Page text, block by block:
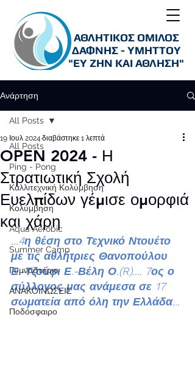
ΑΘΛΗΤΙΚΟΣ ΟΜΙΛΟΣ
ΔΑΦΝΗΣ - ΥΜΗΤΤΟΥ
"ΕΥ ΖΗΝ ΚΑΙ ΑΘΛΗΣΗ"
Ανάρτηση
All Posts
Ping - Pong
Καλλιτεχνική Κολύμβηση
Κολύμβηση
Aqua Aerobic
Summer Camp
Γυμναστήριο
ΑΝΑΚΟΙΝΩΣΕΙΣ
Ποδόσφαιρο
All Posts
OPEN 2024 - Η
Στρατιωτική Σχολή
Ευελπίδων γέμισε ομορφιά
και χάρη
19 Ιουλ 2024 διαβάστηκε 1 λεπτά
...4η θέση στο Τεχνικό Ντουέτο
με τις αθλήτριες Θανοπούλου
Ε.-Τζούφι Ε.-Βέλη Ο.(R).... 7ος ο
σύλλογος μας ανάμεσα σε 17
σωματεία από όλη την Ελλάδα...